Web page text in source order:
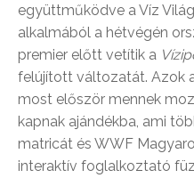
együttműködve a Víz
alkalmából a hétvégén
premier előtt vetítik a
felújított változatát. Azok
most először mennek
kapnak ajándékba, ami
matricát és WWF
interaktív foglalkoztató